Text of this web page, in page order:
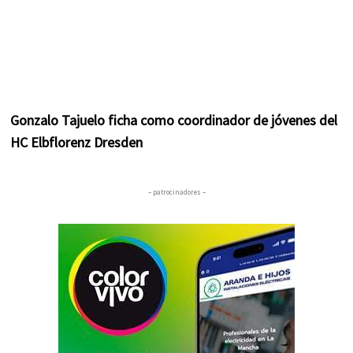
Gonzalo Tajuelo ficha como coordinador de jóvenes del
HC Elbflorenz Dresden
– patrocinadores –